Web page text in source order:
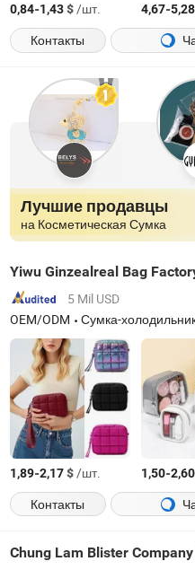
0,84-1,43$/шт. 4,67-5,28
Контакты
Лучшие продавцы
на Косметическая Сумка
Yiwu Ginzealreal Bag
5 Mil USD
OEM/ODM
Сумка-холодильник,
1,89-2,17$/шт. 1,50-2,60
Контакты
Chung Lam Blister